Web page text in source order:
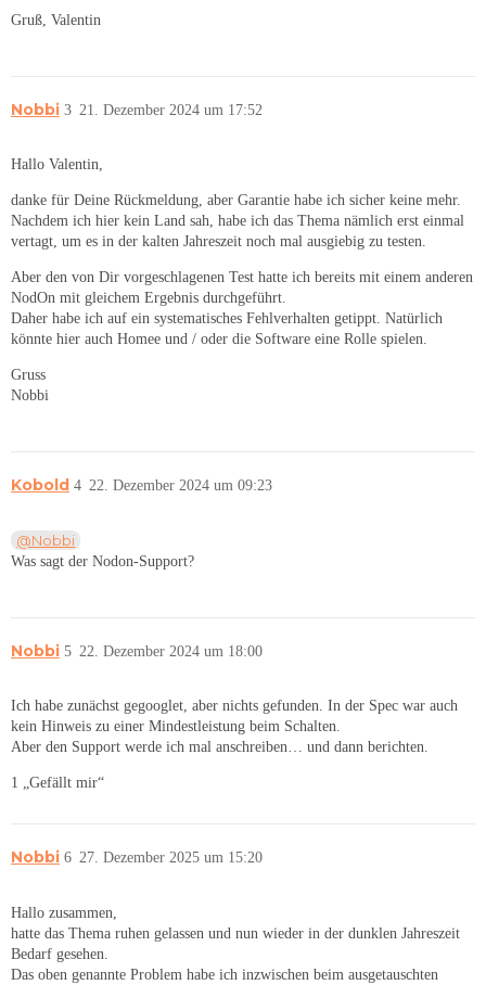
Gruß, Valentin
Nobbi 21. Dezember 2024 um 17:52
3
Hallo Valentin,
danke für Deine Rückmeldung, aber Garantie habe ich sicher keine mehr.
Nachdem ich hier kein Land sah, habe ich das Thema nämlich erst einmal
vertagt, um es in der kalten Jahreszeit noch mal ausgiebig zu testen.
Aber den von Dir vorgeschlagenen Test hatte ich bereits mit einem anderen
NodOn mit gleichem Ergebnis durchgeführt.
Daher habe ich auf ein systematisches Fehlverhalten getippt. Natürlich
könnte hier auch Homee und / oder die Software eine Rolle spielen.
Gruss
Nobbi
Kobold 22. Dezember 2024 um 09:23
4
@Nobbi
Was sagt der Nodon-Support?
Nobbi 22. Dezember 2024 um 18:00
5
Ich habe zunächst gegooglet, aber nichts gefunden. In der Spec war auch
kein Hinweis zu einer Mindestleistung beim Schalten.
Aber den Support werde ich mal anschreiben… und dann berichten.
1 „Gefällt mir“
Nobbi 27. Dezember 2025 um 15:20
6
Hallo zusammen,
hatte das Thema ruhen gelassen und nun wieder in der dunklen Jahreszeit
Bedarf gesehen.
Das oben genannte Problem habe ich inzwischen beim ausgetauschten